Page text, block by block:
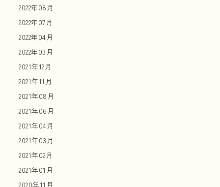
2022年08月
2022年07月
2022年04月
2022年03月
2021年12月
2021年11月
2021年08月
2021年06月
2021年04月
2021年03月
2021年02月
2021年01月
2020年11月